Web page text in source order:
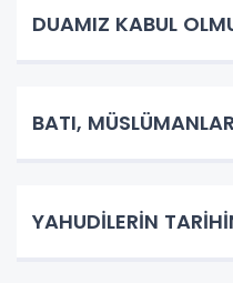
DUAMIZ KABUL
BATI,
YAHUDİLERİN